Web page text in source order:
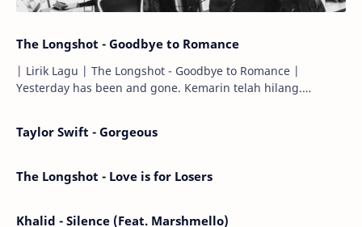
The Longshot - Goodbye to Romance
| Lirik Lagu | The Longshot - Goodbye to Romance |
Yesterday has been and gone. Kemarin telah hilang.
Taylor Swift - Gorgeous
The Longshot - Love is for Losers
Khalid - Silence (Feat. Marshmello)